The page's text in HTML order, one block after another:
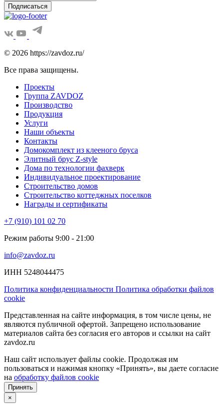
Подписаться
© 2026 https://zavdoz.ru/
Все права защищены.
Проекты
Группа ZAVDOZ
Производство
Продукция
Услуги
Наши объекты
Контакты
Домокомплект из клееного бруса
Элитный брус Z-style
Дома по технологии фахверк
Индивидуальное проектирование
Строительство домов
Строительство коттеджных поселков
Награды и сертификаты
+7 (910) 101 02 70
Режим работы 9:00 - 21:00
info@zavdoz.ru
ИНН 5248044475
Политика конфиденциальности Политика обработки файлов
cookie
Представленная на сайте информация, в том числе цены, не
являются публичной офертой. Запрещено использование
материалов сайта без согласия его авторов и ссылки на сайт
zavdoz.ru
Наш сайт использует файлы cookie. Продолжая им
пользоваться и нажимая кнопку «Принять», вы даете согласие
на обработку файлов cookie
Принять
×